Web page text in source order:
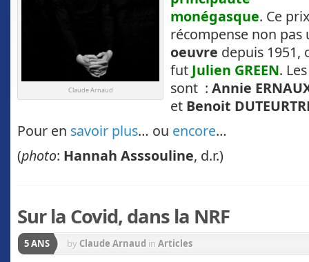
Claude Arnaud
monégasque. Ce prix
récompense non
oeuvre depuis 1951,
fut Julien GREEN.
sont : Annie
et Benoit
Pour en savoir plus… ou encore…
(photo: Hannah Asssouline, d.r.)
Sur la Covid, dans la NRF
5 ANS by Claude Arnaud in Articles